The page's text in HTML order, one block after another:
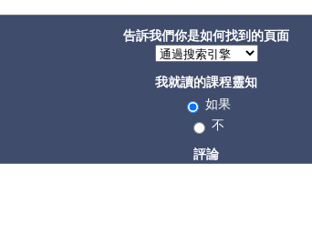
告訴我們你是如何找到的頁面
我就讀的課程靈知
如果
不
評論